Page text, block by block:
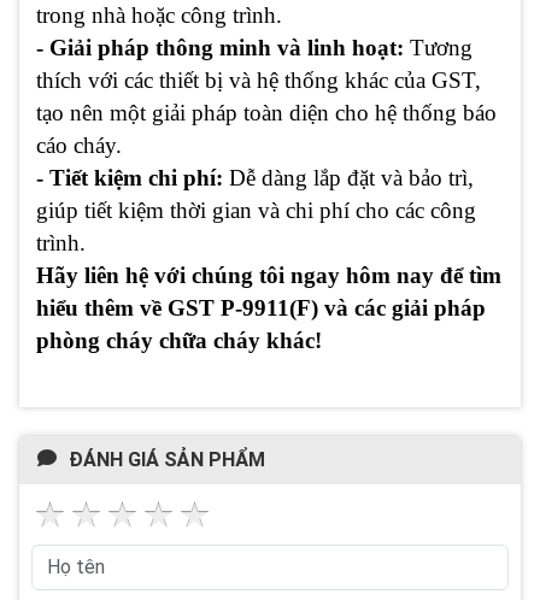
trong nhà hoặc công trình.
- Giải pháp thông minh và linh hoạt: Tương
thích với các thiết bị và hệ thống khác của GST,
tạo nên một giải pháp toàn diện cho hệ thống báo
cáo cháy.
- Tiết kiệm chi phí: Dễ dàng lắp đặt và bảo trì,
giúp tiết kiệm thời gian và chi phí cho các công
trình.
Hãy liên hệ với chúng tôi ngay hôm nay để tìm
hiểu thêm về GST P-9911(F) và các giải pháp
phòng cháy chữa cháy khác!
ĐÁNH GIÁ SẢN PHẨM